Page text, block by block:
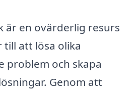
är en ovärderlig resurs
att lösa olika
problem och skapa
Genom att